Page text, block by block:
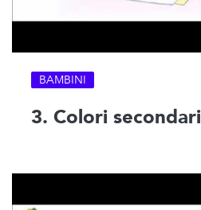
BAMBINI
3. Colori secondari